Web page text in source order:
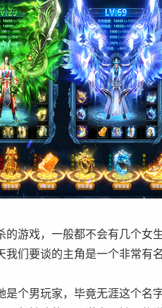
的游戏，一般都不会有几个女生
们要谈的主角是一个非常有
个男玩家，毕竟无涯这个名